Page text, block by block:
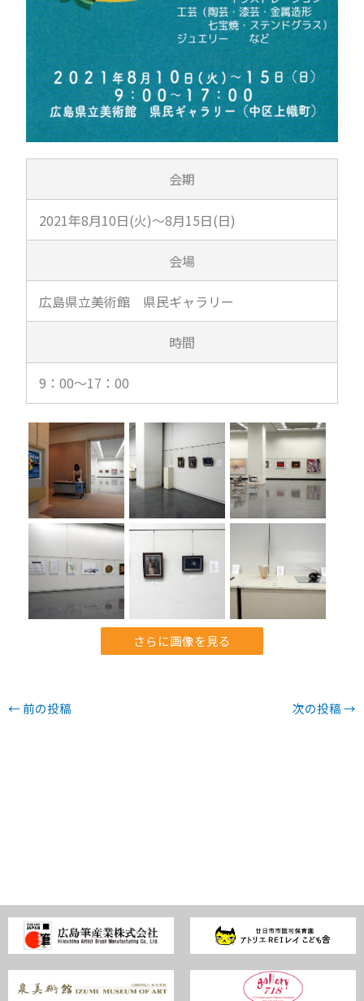
会期
2021年8月10日(火)～8月15日(日)
会場
広島県立美術館 県民ギャラリー
時間
9：00～17：00
さらに画像を見る
← 前の投稿 次の投稿→